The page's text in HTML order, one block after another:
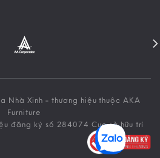
Nhà Xinh - thương hiệu thuộc AKA
Furniture
đăng ký số 284074 Cục sở hữu trí